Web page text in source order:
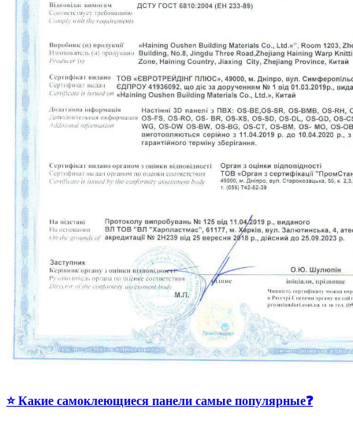
⭐ Какие самоклеющиеся панели самые популярные❓